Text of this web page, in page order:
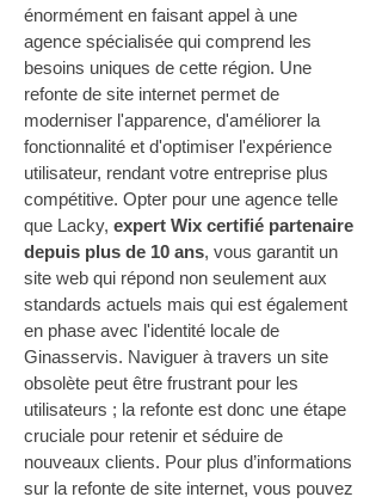
énormément en faisant appel à une
agence spécialisée qui comprend les
besoins uniques de cette région. Une
refonte de site internet permet de
moderniser l'apparence, d'améliorer la
fonctionnalité et d'optimiser l'expérience
utilisateur, rendant votre entreprise plus
compétitive. Opter pour une agence telle
que Lacky, expert Wix certifié partenaire
depuis plus de 10 ans, vous garantit un
site web qui répond non seulement aux
standards actuels mais qui est également
en phase avec l'identité locale de
Ginasservis. Naviguer à travers un site
obsolète peut être frustrant pour les
utilisateurs ; la refonte est donc une étape
cruciale pour retenir et séduire de
nouveaux clients. Pour plus d’informations
sur la refonte de site internet, vous pouvez